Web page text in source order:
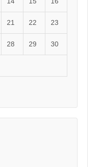
21 22 23
28 29 30